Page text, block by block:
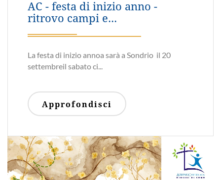
AC - campo unitario - 28-30
agosto 2026 - Trento...
Camminare insieme nel mondo ... sui passi di De
Gasperi a Trento e...
Approfondisci